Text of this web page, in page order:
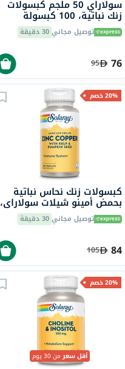
سولاراي 50 ملجم كبسولات
زنك نباتية، 100 كبسولة
توصيل مجاني30 دقيقة
76
95
20% خصم
كبسولات زنك نحاس نباتية
بحمض أمينو شيلات سولاراي،
100 كبسولة توصيل مجاني30 دقيقة
84
105
20% خصم
أقل سعرمن 30 يوم